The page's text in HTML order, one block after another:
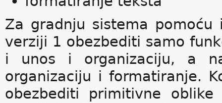
Za gradnju sistema
verziji 1 obezbediti samo
i unos i organizaciju, a
organizaciju i formatiranje.
obezbediti primitivne